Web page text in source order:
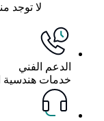
لا توجد
الدعم الفني
خدمات هندسية